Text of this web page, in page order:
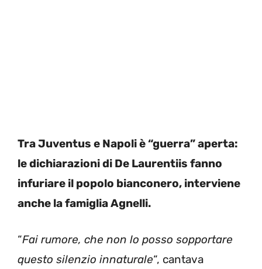
Tra Juventus e Napoli è “guerra” aperta:
le dichiarazioni di De Laurentiis fanno
infuriare il popolo bianconero, interviene
anche la famiglia Agnelli.
“Fai rumore, che non lo posso sopportare
questo silenzio innaturale“, cantava